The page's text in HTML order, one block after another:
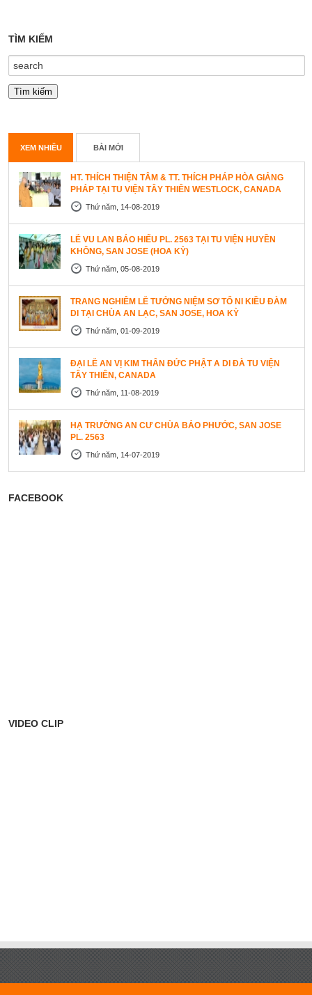
TÌM KIẾM
XEM NHIỀU BÀI MỚI
HT. THÍCH THIỆN TÂM & TT. THÍCH PHÁP HÒA GIẢNG
PHÁP TẠI TU VIỆN TÂY THIÊN WESTLOCK, CANADA
Thứ năm, 14-08-2019
LỄ VU LAN BÁO HIẾU PL. 2563 TẠI TU VIỆN HUYỀN
KHÔNG, SAN JOSE (HOA KỲ)
Thứ năm, 05-08-2019
TRANG NGHIÊM LỄ TƯỞNG NIỆM SƠ TỔ NI KIỀU ĐÀM
DI TẠI CHÙA AN LẠC, SAN JOSE, HOA KỲ
Thứ năm, 01-09-2019
ĐẠI LỄ AN VỊ KIM THÂN ĐỨC PHẬT A DI ĐÀ TU VIỆN
TÂY THIÊN, CANADA
Thứ năm, 11-08-2019
HẠ TRƯỜNG AN CƯ CHÙA BẢO PHƯỚC, SAN JOSE
PL. 2563
Thứ năm, 14-07-2019
FACEBOOK
VIDEO CLIP